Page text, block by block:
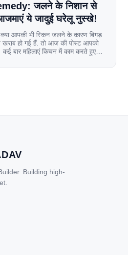
जलने के निशान से
ये जादुई घरेलू नुस्खे!
आपकी भी स्किन जलने के कारण बिगड़
हो गई हैं. तो आज की पोस्ट आपको
बार महिलाएं किचन में काम करते हुए
Building high-